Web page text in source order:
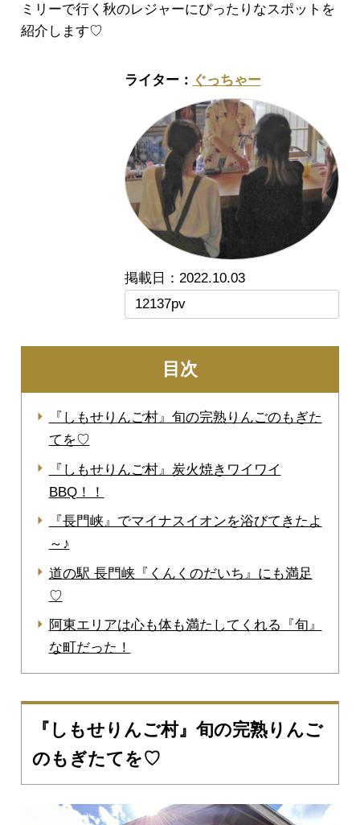
ミリーで行く秋のレジャーにぴったりなスポットを
紹介します♡
ぐっちゃー
2022.10.03
12137pv
目次
『しもせりんご村』旬の完熟りんごのもぎた
てを♡
『しもせりんご村』炭火焼きワイワイ
BBQ！！
『長門峡』でマイナスイオンを浴びてきたよ
～♪
道の駅 長門峡『くんくのだいち』にも満足
♡
阿東エリアは心も体も満たしてくれる『旬』
な町だった！
『しもせりんご村』旬の完熟りんご
のもぎたてを♡